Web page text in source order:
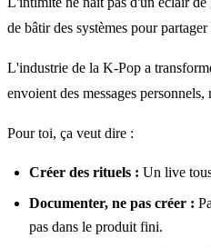
de bâtir des systèmes pour
L'industrie de la K-Pop a
envoient des messages
Pour toi, ça veut dire :
Créer des rituels : Un live
Documenter, ne pas créer :
pas dans le produit fini.